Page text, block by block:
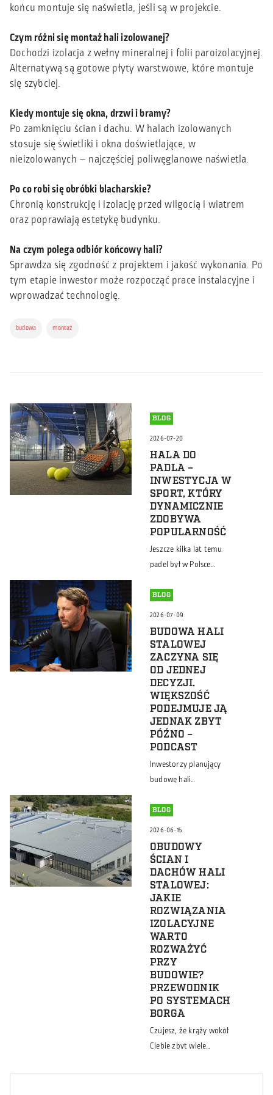
końcu montuje się naświetla, jeśli są w projekcie.
Czym różni się montaż hali izolowanej?
Dochodzi izolacja z wełny mineralnej i folii paroizolacyjnej.
Alternatywą są gotowe płyty warstwowe, które montuje
się szybciej.
Kiedy montuje się okna, drzwi i bramy?
Po zamknięciu ścian i dachu. W halach izolowanych
stosuje się świetliki i okna doświetlające, w
nieizolowanych – najczęściej poliwęglanowe naświetla.
Po co robi się obróbki blacharskie?
Chronią konstrukcję i izolację przed wilgocią i wiatrem
oraz poprawiają estetykę budynku.
Na czym polega odbiór końcowy hali?
Sprawdza się zgodność z projektem i jakość wykonania. Po
tym etapie inwestor może rozpocząć prace instalacyjne i
wprowadzać technologię.
budowa montaż
BLOG
2026-07-20
HALA DO
PADLA –
INWESTYCJA W
SPORT, KTÓRY
DYNAMICZNIE
ZDOBYWA
POPULARNOŚĆ
Jeszcze kilka lat temu
padel był w Polsce
Dziś hala do padla coraz
częściej pojawia się w
planach inwestorów,
samorządów i
operatorów obiektów
sportowych. To efekt
dynamicznego rozwoju
dyscypliny na całym
świecie. Według danych
Międzynarodowej
Federacji Padla (FIP) w
ponad 130 krajach gra
już około 30 milionów
funkcjonuje ponad […]
BLOG
2026-07-09
BUDOWA HALI
STALOWEJ
ZACZYNA SIĘ
OD JEDNEJ
DECYZJI.
WIĘKSZOŚĆ
PODEJMUJE JĄ
JEDNAK ZBYT
PÓŹNO –
PODCAST
Inwestorzy planujący
budowę hali
produkcyjnej czy
rolniczej bardzo często
skupiają się na
parametrach obiektu.
Analizują powierzchnię,
wysokość, układ
funkcjonalny, materiały
czy cenę. Tymczasem o
powodzeniu całej
inwestycji często
decyduje coś znacznie
ważniejszego. Wybór
partnera, który będzie
odpowiedzialny za
BLOG
2026-06-15
OBUDOWY
ŚCIAN I
DACHÓW HALI
STALOWEJ:
JAKIE
ROZWIĄZANIA
IZOLACYJNE
WARTO
ROZWAŻYĆ
PRZY
BUDOWIE?
PRZEWODNIK
PO SYSTEMACH
BORGA
Czujesz, że krąży wokół
Ciebie zbyt wiele
zasięgu wzroku próżno